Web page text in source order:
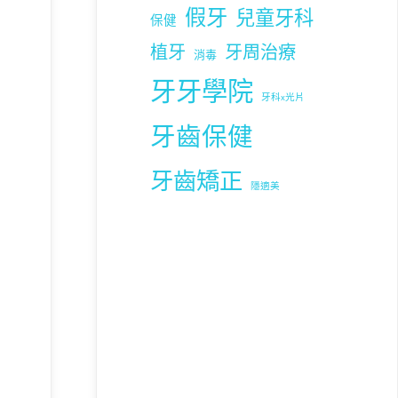
保健 假牙 兒童牙科
植牙 消毒 牙周治療
牙牙學院 牙科x光片
牙齒保健
牙齒矯正 隱適美